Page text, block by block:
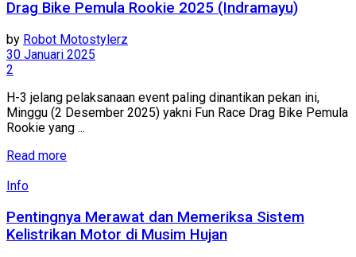
Drag Bike Pemula Rookie 2025 (Indramayu)
by Robot Motostylerz
30 Januari 2025
2
H-3 jelang pelaksanaan event paling dinantikan pekan ini,
Minggu (2 Desember 2025) yakni Fun Race Drag Bike Pemula
Rookie yang ...
Read more
Info
Pentingnya Merawat dan Memeriksa Sistem
Kelistrikan Motor di Musim Hujan